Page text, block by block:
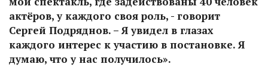
актёров, у каждого своя роль, - говорит
Сергей Подряднов. – Я увидел в глазах
каждого интерес к участию в постановке. Я
думаю, что у нас получилось».